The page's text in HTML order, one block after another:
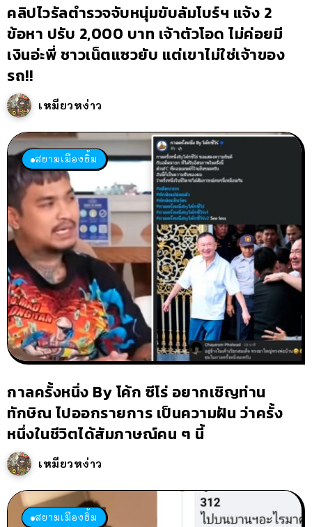
คลิปไวรัลตำรวจจับหนุ่มขับลัมโบร์ฯ แจ้ง 2
ข้อหา ปรับ 2,000 บาท เจ้าตัวโอด ไม่ค่อยมี
เงินอ่ะพี่ ชาวเน็ตแซวยับ แต่เขาไม่ใช่เจ้าของ
รถ!!
เหมียวหง่าว
สยามเมืองยิ้ม
กาลครั้งหนึ่ง By โค้ก ซีโร่ อยากเชิญท่าน
ทักษิณ ไปออกรายการ เป็นความฝัน ว่าครั้ง
หนึ่งในชีวิตได้สัมภาษณ์คน ๆ นี้
เหมียวหง่าว
สยามเมืองยิ้ม